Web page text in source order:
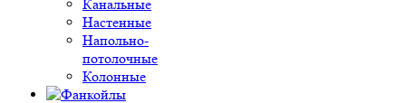
Канальные
Настенные
Напольно-
потолочные
Колонные